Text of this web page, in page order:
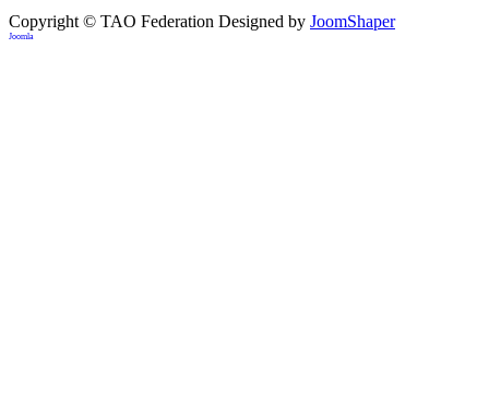
Copyright © TAO Federation Designed by JoomShaper
Joomla